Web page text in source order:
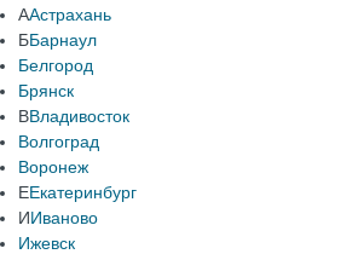
ААстрахань
ББарнаул
Белгород
Брянск
ВВладивосток
Волгоград
Воронеж
ЕЕкатеринбург
ИИваново
Ижевск